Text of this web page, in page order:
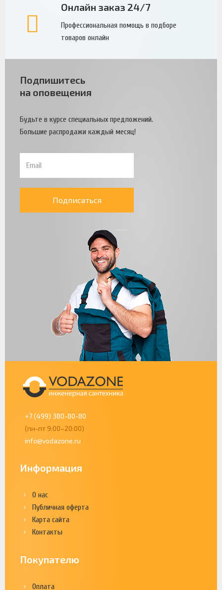
Онлайн заказ 24/7
Профессиональная помощь в подборе
товаров онлайн
Подпишитесь
на оповещения
Будьте в курсе специальных предложений.
Большие распродажи каждый месяц!
Подписаться
+7 (499) 380-80-80
(пн-пт 9:00–20:00)
info@vodazone.ru
Информация
О нас
Публичная оферта
Карта сайта
Контакты
Покупателю
Оплата